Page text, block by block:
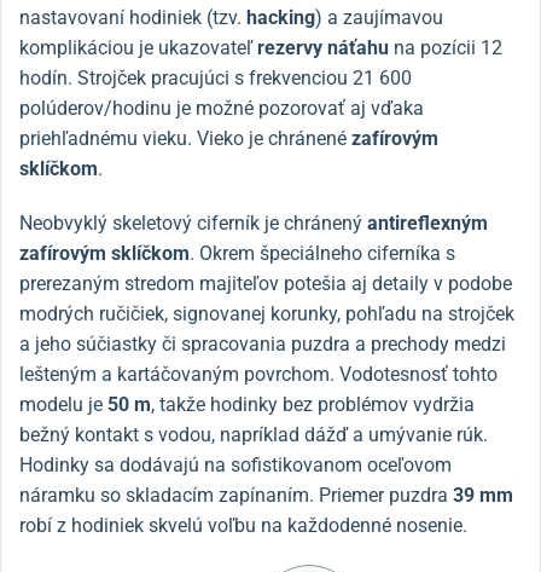
nastavovaní hodiniek (tzv. hacking) a zaujímavou
komplikáciou je ukazovateľrezervy náťahu na pozícii 12
hodín. Strojček pracujúci s frekvenciou 21 600
polúderov/hodinu je možné pozorovať aj vďaka
priehľadnému vieku. Vieko je chránené zafírovým
sklíčkom.
Neobvyklý skeletový ciferník je chránený antireflexným
zafírovým sklíčkom. Okrem špeciálneho ciferníka s
prerezaným stredom majiteľov potešia aj detaily v podobe
modrých ručičiek, signovanej korunky, pohľadu na strojček
a jeho súčiastky či spracovania puzdra a prechody medzi
lešteným a kartáčovaným povrchom. Vodotesnosť tohto
modelu je 50 m, takže hodinky bez problémov vydržia
bežný kontakt s vodou, napríklad dážď a umývanie rúk.
Hodinky sa dodávajú na sofistikovanom oceľovom
náramku so skladacím zapínaním. Priemer puzdra 39 mm
robí z hodiniek skvelú voľbu na každodenné nosenie.